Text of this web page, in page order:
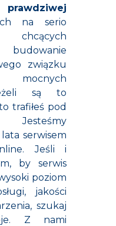
na serio
związku
są to
trafiłeś pod
Jesteśmy
serwisem
Jeśli i
by serwis
poziom
jakości
szukaj
Z nami